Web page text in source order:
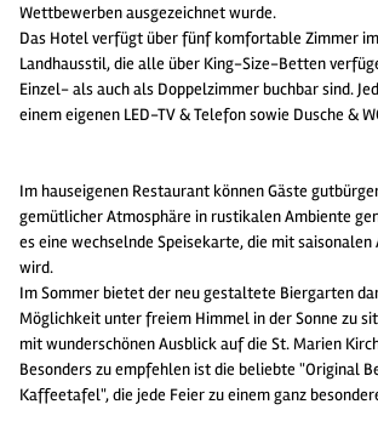
Wettbewerben ausgezeichnet wurde.
Das Hotel verfügt über fünf komfortable Zimmer
Landhausstil, die alle über King-Size-Betten
Einzel- als auch als Doppelzimmer buchbar sind.
einem eigenen LED-TV & Telefon sowie Dusche &
Im hauseigenen Restaurant können Gäste
gemütlicher Atmosphäre in rustikalen Ambiente
es eine wechselnde Speisekarte, die mit
wird.
Im Sommer bietet der neu gestaltete Biergarten
Möglichkeit unter freiem Himmel in der Sonne zu
mit wunderschönen Ausblick auf die St. Marien
Besonders zu empfehlen ist die beliebte "Original
Kaffeetafel", die jede Feier zu einem ganz